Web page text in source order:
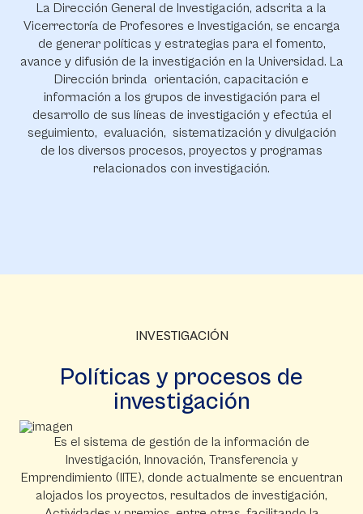
La Dirección General de Investigación, adscrita a la
Vicerrectoría de Profesores e Investigación, se encarga
de generar políticas y estrategias para el fomento,
avance y difusión de la investigación en la Universidad. La
Dirección brinda orientación, capacitación e
información a los grupos de investigación para el
desarrollo de sus líneas de investigación y efectúa el
seguimiento, evaluación, sistematización y divulgación
de los diversos procesos, proyectos y programas
relacionados con investigación.
INVESTIGACIÓN
Políticas y procesos de
investigación
Es el sistema de gestión de la información de
Investigación, Innovación, Transferencia y
Emprendimiento (IITE), donde actualmente se encuentran
alojados los proyectos, resultados de investigación,